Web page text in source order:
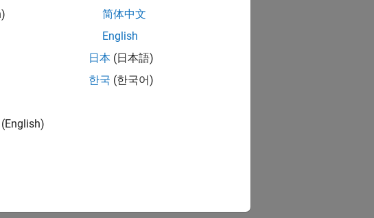
(English)
简体中文
English
日本 (日本語)
한국 (한국어)